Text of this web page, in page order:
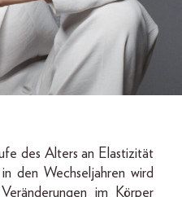
des Alters an Elastizität
den Wechseljahren wird
im Körper